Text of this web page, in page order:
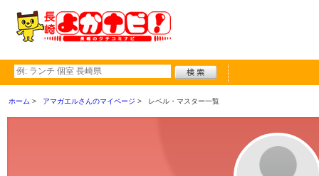
ホーム アマガエルさんのマイページ レベル・マスター一覧